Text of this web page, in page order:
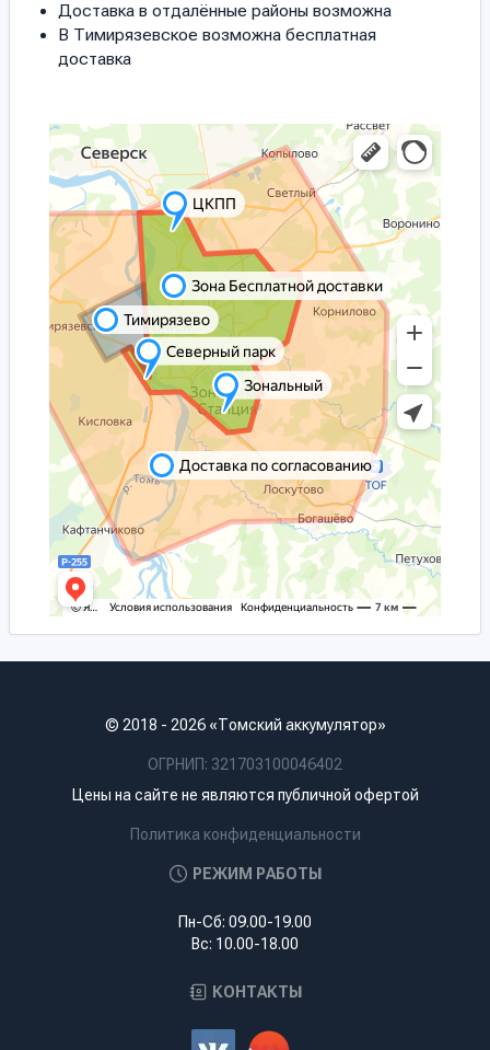
Доставка в отдалённые районы возможна
В Тимирязевское возможна бесплатная
доставка
© 2018 - 2026 «Томский аккумулятор»
ОГРНИП: 321703100046402
Цены на сайте не являются публичной офертой
Политика конфиденциальности
РЕЖИМ РАБОТЫ
Пн-Сб: 09.00-19.00
Вс: 10.00-18.00
КОНТАКТЫ